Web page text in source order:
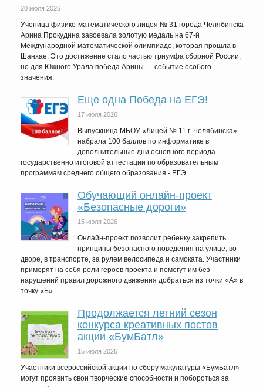
20 июля 2026
Ученица физико-математического лицея № 31 города Челябинска
Арина Прокудина завоевала золотую медаль на 67-й
Международной математической олимпиаде, которая прошла в
Шанхае. Это достижение стало частью триумфа сборной России,
но для Южного Урала победа Арины — событие особого
значения.
Еще одна Победа на ЕГЭ!
17 июля 2026
Выпускница МБОУ «Лицей № 11 г. Челябинска»
набрала 100 баллов по информатике в
дополнительные дни основного периода
государственно итоговой аттестации по образовательным
программам среднего общего образования - ЕГЭ.
Обучающий онлайн-проект
«Безопасные дороги»
15 июля 2026
Онлайн-проект позволит ребенку закрепить
принципы безопасного поведения на улице, во
дворе, в транспорте, за рулем велосипеда и самоката. Участники
примерят на себя роли героев проекта и помогут им без
нарушений правил дорожного движения добраться из точки «А» в
точку «Б».
Продолжается летний сезон
конкурса креативных постов
акции «БумБатл»
15 июля 2026
Участники всероссийской акции по сбору макулатуры «БумБатл»
могут проявить свои творческие способности и побороться за